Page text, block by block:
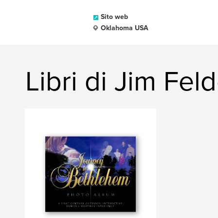
Sito web
Oklahoma USA
Libri di Jim